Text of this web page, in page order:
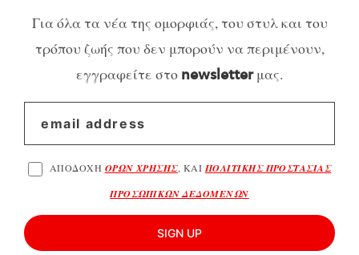
Για όλα τα νέα της ομορφιάς, του στυλ και του
τρόπου ζωής που δεν μπορούν να περιμένουν,
εγγραφείτε στο newsletterμας.
ΑΠΟΔΟΧΗ ΟΡΩΝ ΧΡΗΣΗΣ, ΚΑΙ ΠΟΛΙΤΙΚΗΣ ΠΡΟΣΤΑΣΙΑΣ
ΠΡΟΣΩΠΙΚΩΝ ΔΕΔΟΜΕΝΩΝ
SIGN UP